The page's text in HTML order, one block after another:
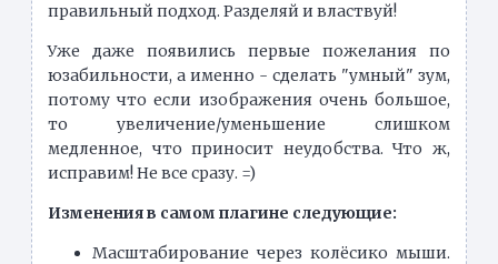
правильный подход. Разделяй и властвуй!
Уже даже появились первые пожелания по
юзабильности, а именно - сделать "умный" зум,
потому что если изображения очень большое,
то увеличение/уменьшение слишком
медленное, что приносит неудобства. Что ж,
исправим! Не все сразу. =)
Изменения в самом плагине следующие:
Масштабирование через колёсико мыши.